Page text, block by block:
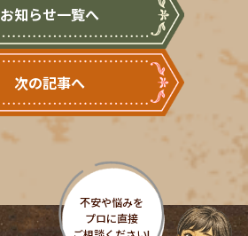
お知らせ一覧へ
次の記事へ